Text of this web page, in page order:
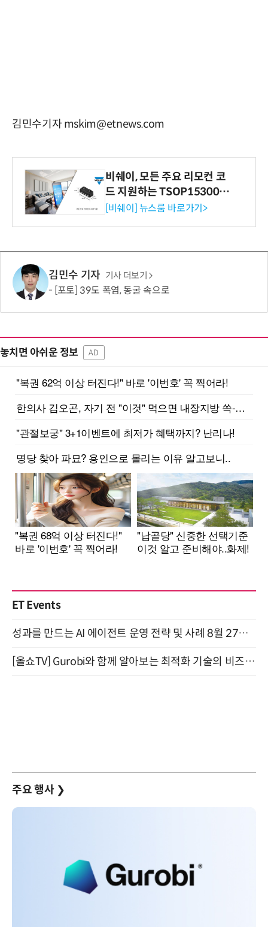
김민수기자 mskim@etnews.com
비쉐이, 모든 주요 리모컨 코
드 지원하는 TSOP15300 시
리즈 IR 수신기 출시
[비쉐이] 뉴스룸 바로가기>
김민수 기자 기사 더보기
[포토] 39도 폭염, 동굴 속으로
놓치면 아쉬운 정보 AD
ET Events
성과를 만드는 AI 에이전트 운영 전략 및 사례 8월 27일 개최
[올쇼TV] Gurobi와 함께 알아보는 최적화 기술의 비즈니스 활용 (8월 20일 생방송)
주요 행사 ❯